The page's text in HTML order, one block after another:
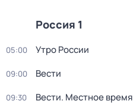
Россия 1
05:00 Утро России
09:00 Вести
09:30 Вести. Местное время